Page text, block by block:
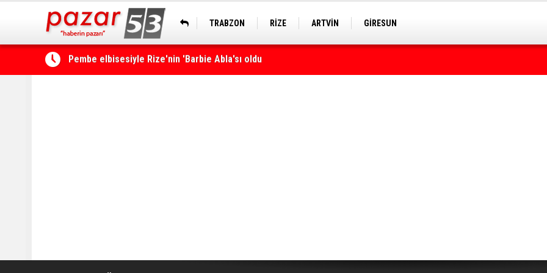
TRABZON RİZE ARTVİN GİRESUN
Rize’de ‘Yaşayan Miras Şöleni’ başladı